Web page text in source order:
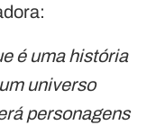
é uma história
universo
personagens